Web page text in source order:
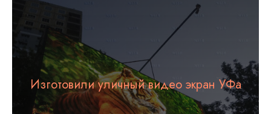
Изготовили уличный видео экран УФа